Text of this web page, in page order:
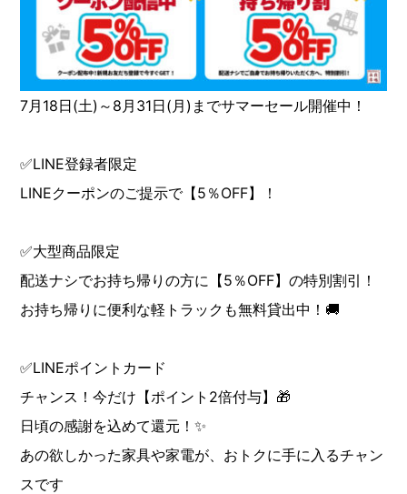
7月18日(土)～8月31日(月)までサマーセール開催中！
✅LINE登録者限定
LINEクーポンのご提示で【5％OFF】！
✅大型商品限定
配送ナシでお持ち帰りの方に【5％OFF】の特別割引！
お持ち帰りに便利な軽トラックも無料貸出中！🚚
✅LINEポイントカード
チャンス！今だけ【ポイント2倍付与】🎁
日頃の感謝を込めて還元！✨
あの欲しかった家具や家電が、おトクに手に入るチャン
スです